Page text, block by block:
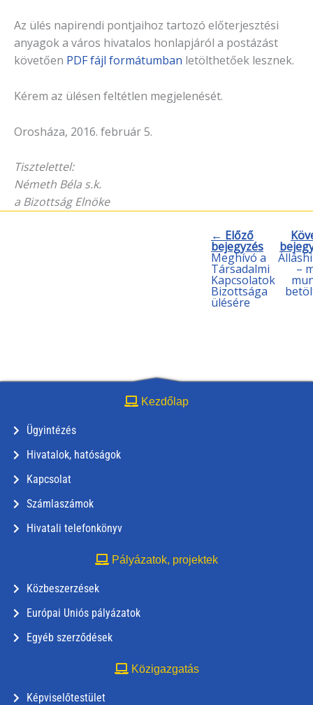
Az ülés napirendi pontjaihoz tartozó előterjesztési
anyagok a város hivatalos honlapjáról a postázást
követően PDF fájl formátumban letölthetőek lesznek.
Kérem az ülésen feltétlen megjelenését.
Orosháza, 2016. február 5.
Tisztelettel:
Németh Béla s.k.
a Bizottság Elnöke
← Előző
bejegyzés
Meghívó a
Társadalmi
Kapcsolatok
Bizottsága
ülésére
–
Kezdőlap
Ügyintézés
Hivatalok, hatóságok
Kapcsolat
Számlaszámok
Hivatali telefonkönyv
Pályázatok, projektek
Közbeszerzések
Európai Uniós pályázatok
Egyéb szerződések
Közigazgatás
Képviselőtestület